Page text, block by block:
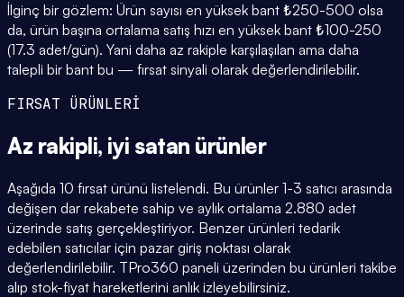
İlginç bir gözlem: Ürün sayısı en yüksek bant ₺250-500 olsa
da, ürün başına ortalama satış hızı en yüksek bant ₺100-250
(17.3 adet/gün). Yani daha az rakiple karşılaşılan ama daha
talepli bir bant bu — fırsat sinyali olarak değerlendirilebilir.
FIRSAT ÜRÜNLERİ
Az rakipli, iyi satan ürünler
Aşağıda 10 fırsat ürünü listelendi. Bu ürünler 1-3 satıcı arasında
değişen dar rekabete sahip ve aylık ortalama 2.880 adet
üzerinde satış gerçekleştiriyor. Benzer ürünleri tedarik
edebilen satıcılar için pazar giriş noktası olarak
değerlendirilebilir. TPro360 paneli üzerinden bu ürünleri takibe
alıp stok-fiyat hareketlerini anlık izleyebilirsiniz.